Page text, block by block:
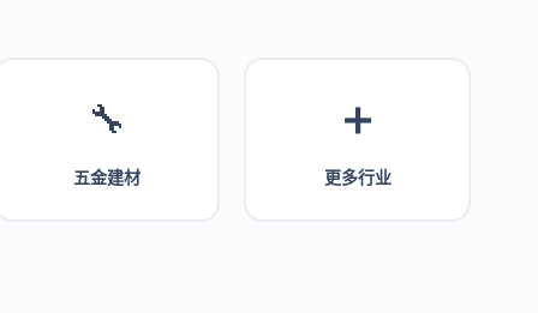
🔧
五金建材
➕
更多行业